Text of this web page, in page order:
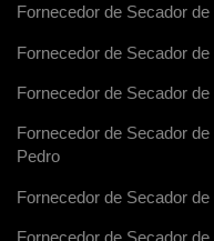
Fornecedor de Secador
Fornecedor de Secador
Fornecedor de Secador
Fornecedor de Secador
Pedro
Fornecedor de Secador